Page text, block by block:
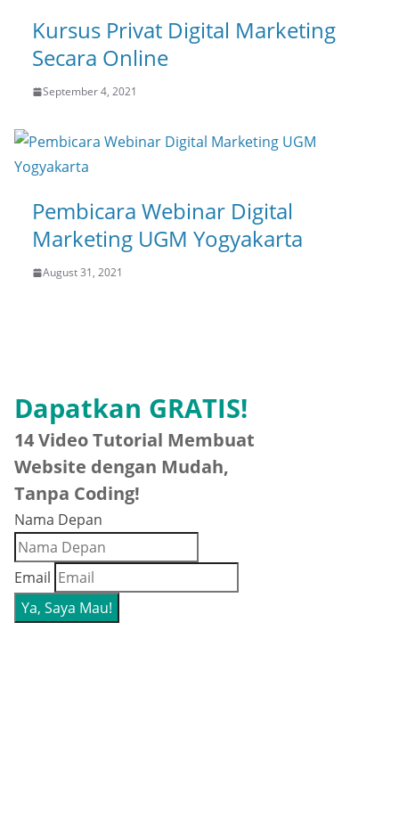
Kursus Privat Digital Marketing
Secara Online
September 4, 2021
Pembicara Webinar Digital
Marketing UGM Yogyakarta
August 31, 2021
Dapatkan GRATIS!
14 Video Tutorial Membuat
Website dengan Mudah,
Tanpa Coding!
Nama Depan
Email